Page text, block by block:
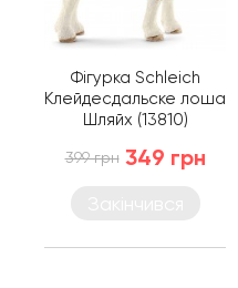
Фігурка Schleich
Клейдесдальске лоша
Шляйх (13810)
399 грн 349 грн